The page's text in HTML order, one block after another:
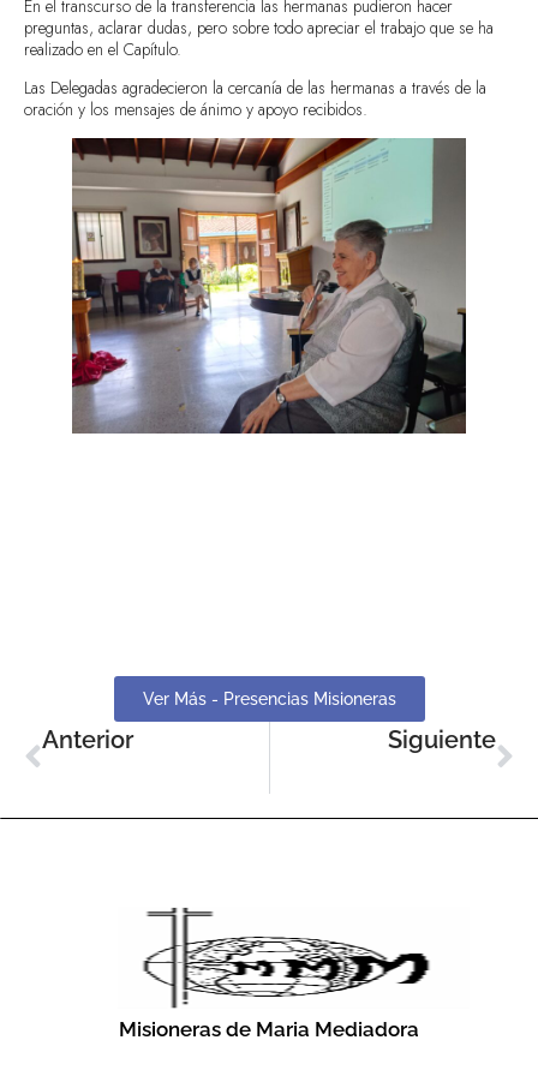
En el transcurso de la transferencia las hermanas pudieron hacer
preguntas, aclarar dudas, pero sobre todo apreciar el trabajo que se ha
realizado en el Capítulo.
Las Delegadas agradecieron la cercanía de las hermanas a través de la
oración y los mensajes de ánimo y apoyo recibidos.
Ver Más - Presencias Misioneras
Anterior
Siguiente
Misioneras de Maria Mediadora